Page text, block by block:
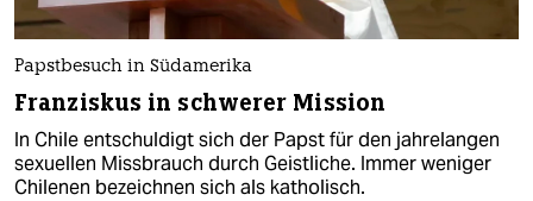
Papstbesuch in Südamerika
Franziskus in schwerer Mission
In Chile entschuldigt sich der Papst für den jahrelangen
sexuellen Missbrauch durch Geistliche. Immer weniger
Chilenen bezeichnen sich als katholisch.